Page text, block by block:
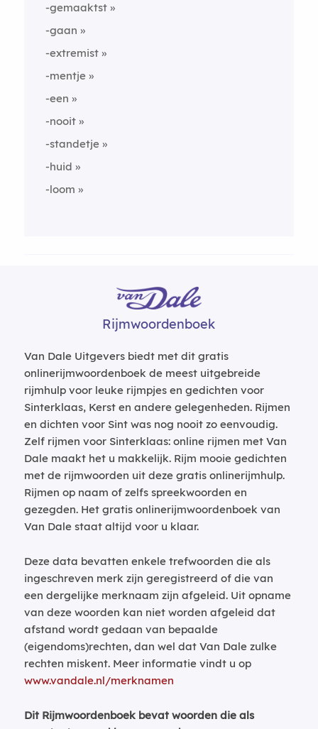
-gemaaktst
-gaan
-extremist
-mentje
-een
-nooit
-standetje
-huid
-loom
Rijmwoordenboek
Van Dale Uitgevers biedt met dit gratis
onlinerijmwoordenboek de meest uitgebreide
rijmhulp voor leuke rijmpjes en gedichten voor
Sinterklaas, Kerst en andere gelegenheden. Rijmen
en dichten voor Sint was nog nooit zo eenvoudig.
Zelf rijmen voor Sinterklaas: online rijmen met Van
Dale maakt het u makkelijk. Rijm mooie gedichten
met de rijmwoorden uit deze gratis onlinerijmhulp.
Rijmen op naam of zelfs spreekwoorden en
gezegden. Het gratis onlinerijmwoordenboek van
Van Dale staat altijd voor u klaar.
Deze data bevatten enkele trefwoorden die als
ingeschreven merk zijn geregistreerd of die van
een dergelijke merknaam zijn afgeleid. Uit opname
van deze woorden kan niet worden afgeleid dat
afstand wordt gedaan van bepaalde
(eigendoms)rechten, dan wel dat Van Dale zulke
rechten miskent. Meer informatie vindt u op
www.vandale.nl/merknamen
Dit Rijmwoordenboek bevat woorden die als